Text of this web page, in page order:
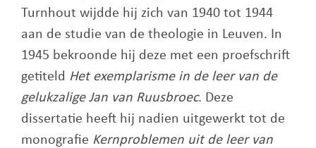
Turnhout wijdde hij zich van 1940 tot 1944
aan de studie van de theologie in Leuven. In
1945 bekroonde hij deze met een proefschrift
getiteld Het exemplarisme in de leer van de
gelukzalige Jan van Ruusbroec. Deze
dissertatie heeft hij nadien uitgewerkt tot de
monografie Kernproblemen uit de leer van